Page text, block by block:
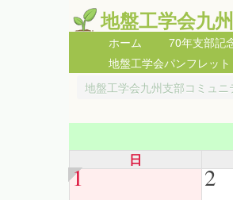
地盤工学会九
ホーム 70年支部記
地盤工学会パンフレット
地盤工学会九州支部コミュニ
日
1 2